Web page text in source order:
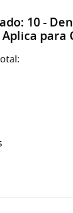
10 -
para